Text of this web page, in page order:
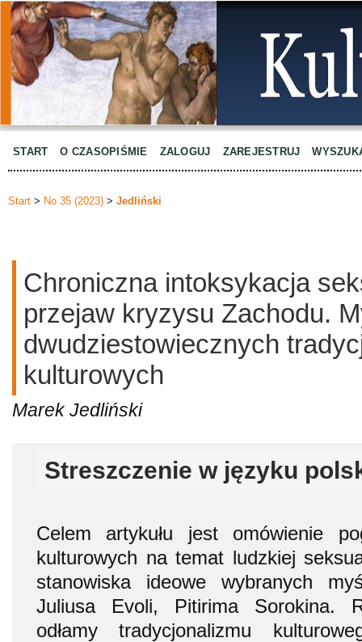
START O CZASOPIŚMIE ZALOGUJ ZAREJESTRUJ
Start > No 35 (2023) > Jedliński
Chroniczna intoksykacja
przejaw kryzysu Zachodu.
dwudziestowiecznych
kulturowych
Marek Jedliński
Streszczenie w języku
Celem artykułu jest omówienie
kulturowych na temat ludzkiej
stanowiska ideowe wybranych
Juliusa Evoli, Pitirima Sorokina.
odłamy tradycjonalizmu